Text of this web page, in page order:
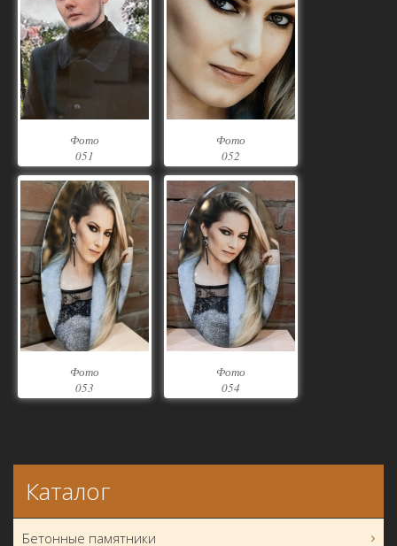
Фото
051
Фото
052
Фото
053
Фото
054
Каталог
Бетонные памятники